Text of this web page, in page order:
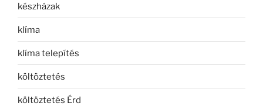
készházak
klíma
klíma telepítés
költöztetés
költöztetés Érd